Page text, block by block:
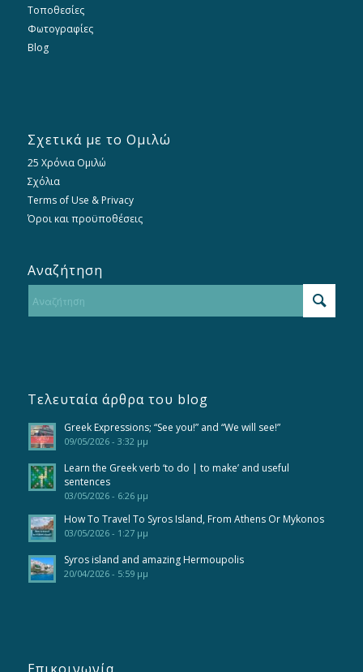
Τοποθεσίες
Φωτογραφίες
Blog
Σχετικά με το Ομιλώ
25 Χρόνια Ομιλώ
Σχόλια
Terms of Use & Privacy
Όροι και προϋποθέσεις
Αναζήτηση
Τελευταία άρθρα του blog
Greek Expressions; “See you!” and “We will see!”
09/05/2026 - 3:32 μμ
Learn the Greek verb ‘to do | to make’ and useful
sentences
03/05/2026 - 6:26 μμ
How To Travel To Syros Island, From Athens Or Mykonos
03/05/2026 - 1:27 μμ
Syros island and amazing Hermoupolis
20/04/2026 - 5:59 μμ